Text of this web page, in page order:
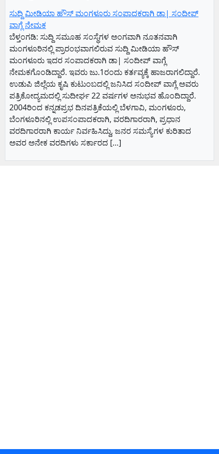
ಸುದ್ದಿ ಮೀಡಿಯಾ ಹೌಸ್ ಮಂಗಳೂರು ಸಂಪಾದಕರಾಗಿ ಡಾ| ಸಂದೀಪ್
ವಾಗ್ಲೆ ನೇಮಕ
ಬೆಳ್ತಂಗಡಿ: ಸುದ್ದಿ ಸಮೂಹ ಸಂಸ್ಥೆಗಳ ಅಂಗವಾಗಿ ನೂತನವಾಗಿ
ಮಂಗಳೂರಿನಲ್ಲಿ ಪ್ರಾರಂಭವಾಗಲಿರುವ ಸುದ್ದಿ ಮೀಡಿಯಾ ಹೌಸ್
ಮಂಗಳೂರು ಇದರ ಸಂಪಾದಕರಾಗಿ ಡಾ| ಸಂದೀಪ್ ವಾಗ್ಲೆ
ನೇಮಕಗೊಂಡಿದ್ದಾರೆ. ಇವರು ಜು.1ರಂದು ಕರ್ತವ್ಯಕ್ಕೆ ಹಾಜರಾಗಲಿದ್ದಾರೆ.
ಉಡುಪಿ ಜಿಲ್ಲೆಯ ಕೃಷಿ ಕುಟುಂಬದಲ್ಲಿ ಜನಿಸಿದ ಸಂದೀಪ್ ವಾಗ್ಲೆ ಅವರು
ಪತ್ರಿಕೋದ್ಯಮದಲ್ಲಿ ಸುದೀರ್ಘ 22 ವರ್ಷಗಳ ಅನುಭವ ಹೊಂದಿದ್ದಾರೆ.
2004ರಿಂದ ಕನ್ನಡಪ್ರಭ ದಿನಪತ್ರಿಕೆಯಲ್ಲಿ ಬೆಳಗಾವಿ, ಮಂಗಳೂರು,
ಬೆಂಗಳೂರಿನಲ್ಲಿ ಉಪಸಂಪಾದಕರಾಗಿ, ವರದಿಗಾರರಾಗಿ, ಪ್ರಧಾನ
ವರದಿಗಾರರಾಗಿ ಕಾರ್ಯ ನಿರ್ವಹಿಸಿದ್ದು, ಜನರ ಸಮಸ್ಯೆಗಳ ಕುರಿತಾದ
ಅವರ ಅನೇಕ ವರದಿಗಳು ಸರ್ಕಾರದ […]